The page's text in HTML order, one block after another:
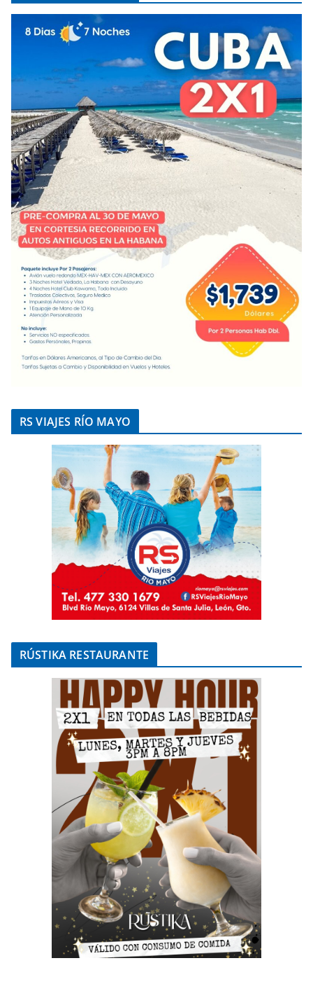
RS VIAJES RÍO MAYO
RÚSTIKA RESTAURANTE